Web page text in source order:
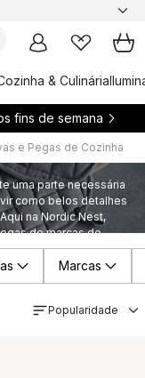
& Culinária
fins de semana
e Pegas de Cozinha
uma parte necessária
como belos detalhes
na Nordic Nest,
de marcas de
Marcas
Popularidade